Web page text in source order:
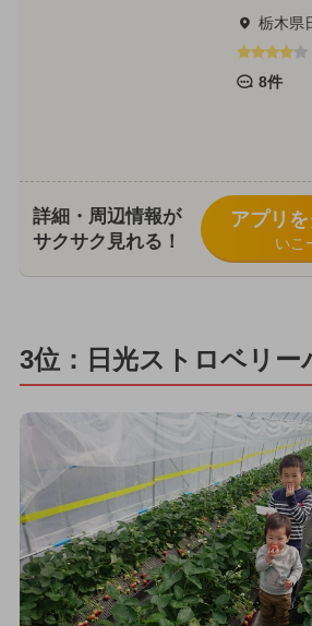
栃木県
8件
詳細・周辺情報が
サクサク見れる！
アプリ
いこ
3位：日光ストロベリー